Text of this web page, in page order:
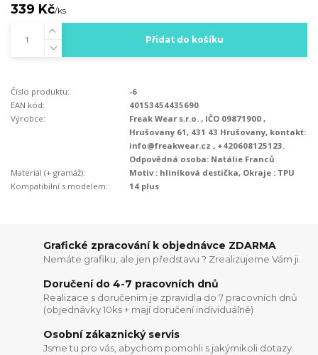
339 Kč/ks
Přidat do košíku
Číslo produktu:
-6
EAN kód:
40153454435690
Výrobce:
Freak Wear s.r.o. , IČO 09871900 ,
Hrušovany 61, 431 43 Hrušovany, kontakt:
info@freakwear.cz , +420608125123.
Odpovědná osoba: Natálie Franců
Materiál (+ gramáž):
Motiv : hliníková destička, Okraje : TPU
Kompatibilní s modelem::
14 plus
Grafické zpracování k objednávce ZDARMA
Nemáte grafiku, ale jen představu ? Zrealizujeme Vám ji.
Doručení do 4-7 pracovních dnů
Realizace s doručením je zpravidla do 7 pracovních dnů
(objednávky 10ks + mají doručení individuálně)
Osobní zákaznický servis
Jsme tu pro vás, abychom pomohli s jakýmikoli dotazy.